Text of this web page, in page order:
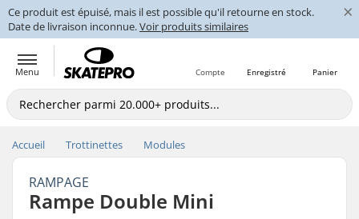
Ce produit est épuisé, mais il est possible qu'il retourne en stock.
Date de livraison inconnue.Voir produits similaires
×
Menu Panier
Enregistré
Compte
Accueil Trottinettes Modules
RAMPAGE
Rampe Double Mini